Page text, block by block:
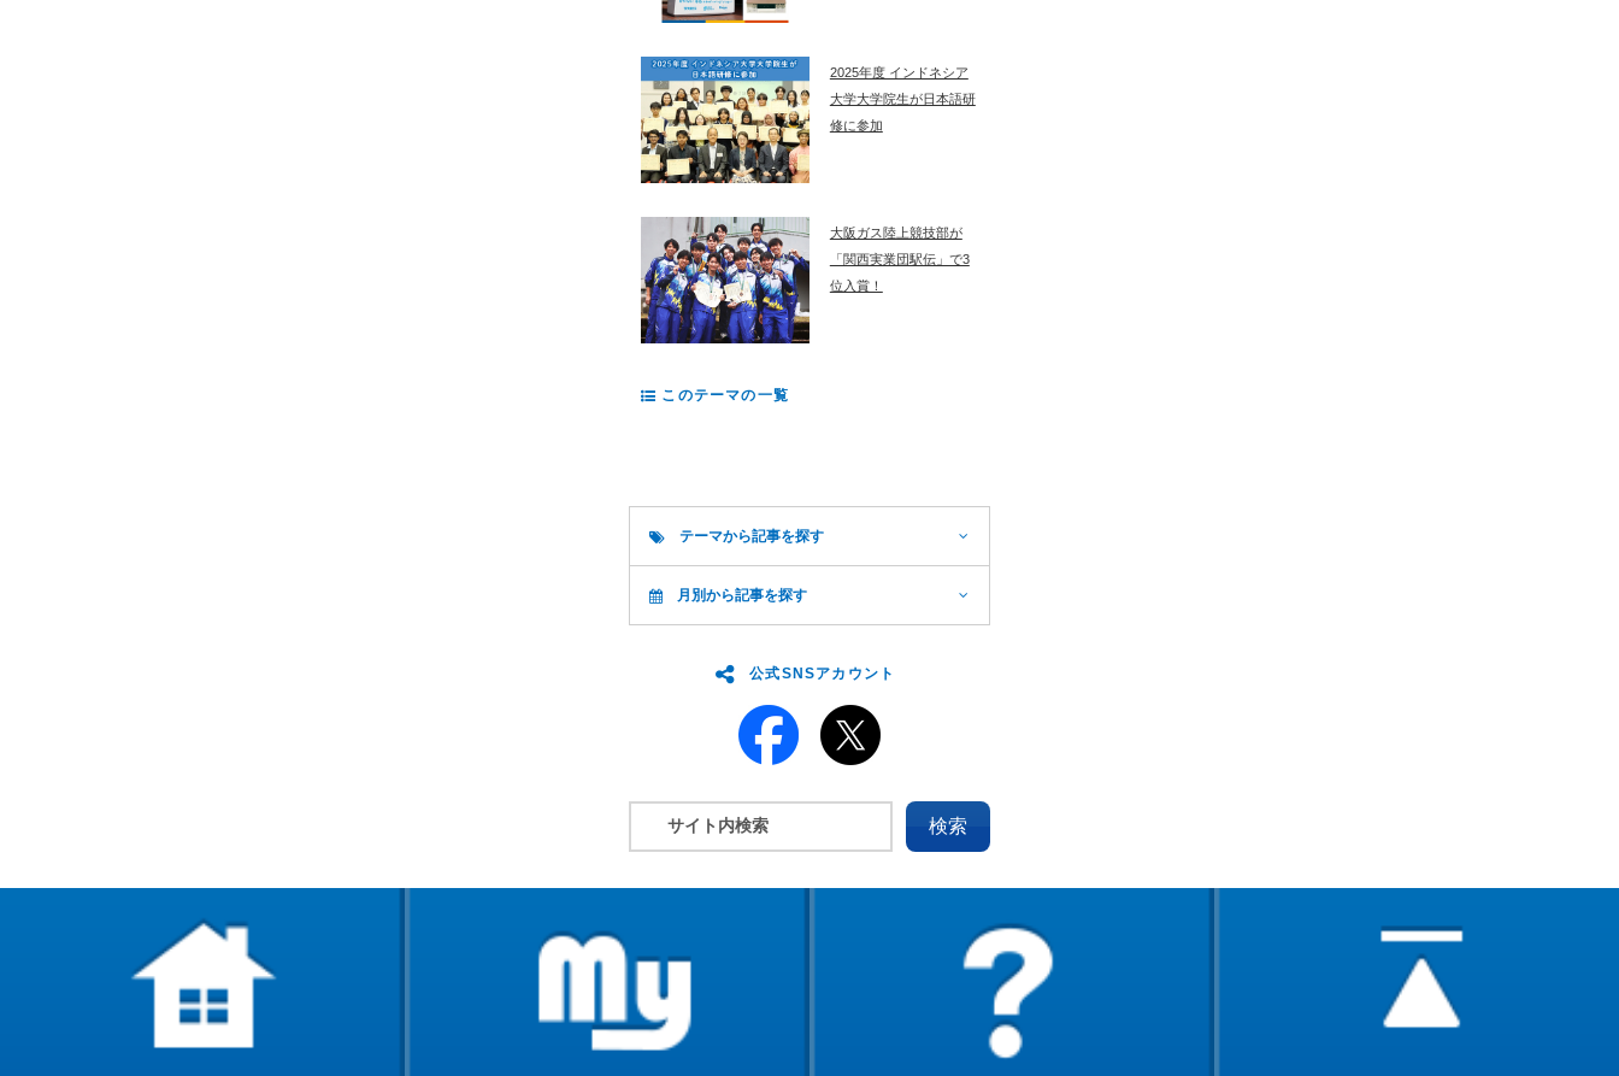
2025年度 インドネシア
大学大学院生が日本語研
修に参加
大阪ガス陸上競技部が
「関西実業団駅伝」で3
位入賞！
このテーマの一覧
テーマから記事を探す
月別から記事を探す
公式SNSアカウント